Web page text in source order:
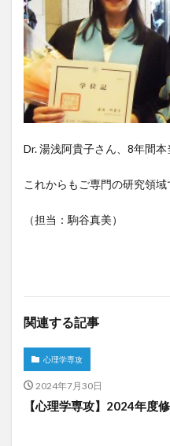
Dr. 湯浅阿貴子さん、8年間本
これからもご専門の研究領域
（担当：駒谷真美）
関連する記事
心理学専攻
2024年7月30日
【心理学専攻】2024年度